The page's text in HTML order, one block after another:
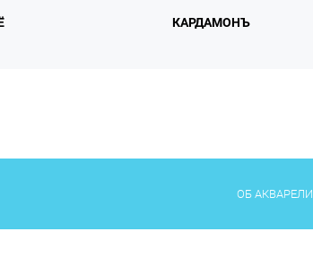
КАРДАМОНЪ
ОБ АКВАРЕЛИ